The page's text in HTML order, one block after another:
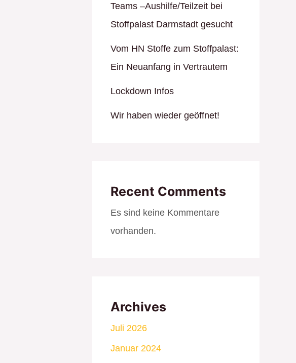
Teams –Aushilfe/Teilzeit bei
Stoffpalast Darmstadt gesucht
Vom HN Stoffe zum Stoffpalast:
Ein Neuanfang in Vertrautem
Lockdown Infos
Wir haben wieder geöffnet!
Recent Comments
Es sind keine Kommentare
vorhanden.
Archives
Juli 2026
Januar 2024